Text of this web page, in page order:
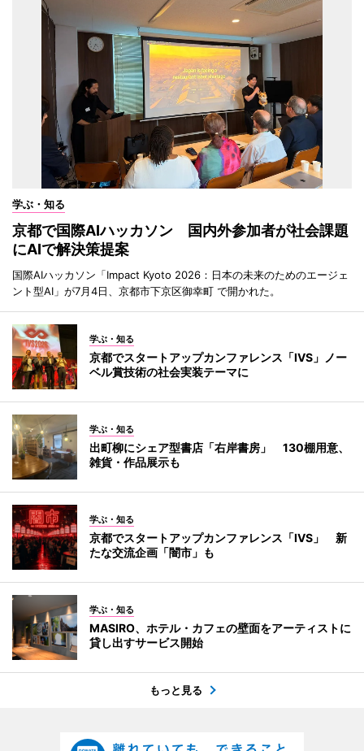
学ぶ・知る
京都で国際AIハッカソン 国内外参加者が社会課題
にAIで解決策提案
国際AIハッカソン「Impact Kyoto 2026：日本の未来のためのエージェ
ント型AI」が7月4日、京都市下京区御幸町 で開かれた。
学ぶ・知る
京都でスタートアップカンファレンス「IVS」ノー
ベル賞技術の社会実装テーマに
学ぶ・知る
出町柳にシェア型書店「右岸書房」 130棚用意、
雑貨・作品展示も
学ぶ・知る
京都でスタートアップカンファレンス「IVS」 新
たな交流企画「闇市」も
学ぶ・知る
MASIRO、ホテル・カフェの壁面をアーティストに
貸し出すサービス開始
もっと見る